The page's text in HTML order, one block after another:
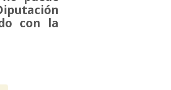
con la